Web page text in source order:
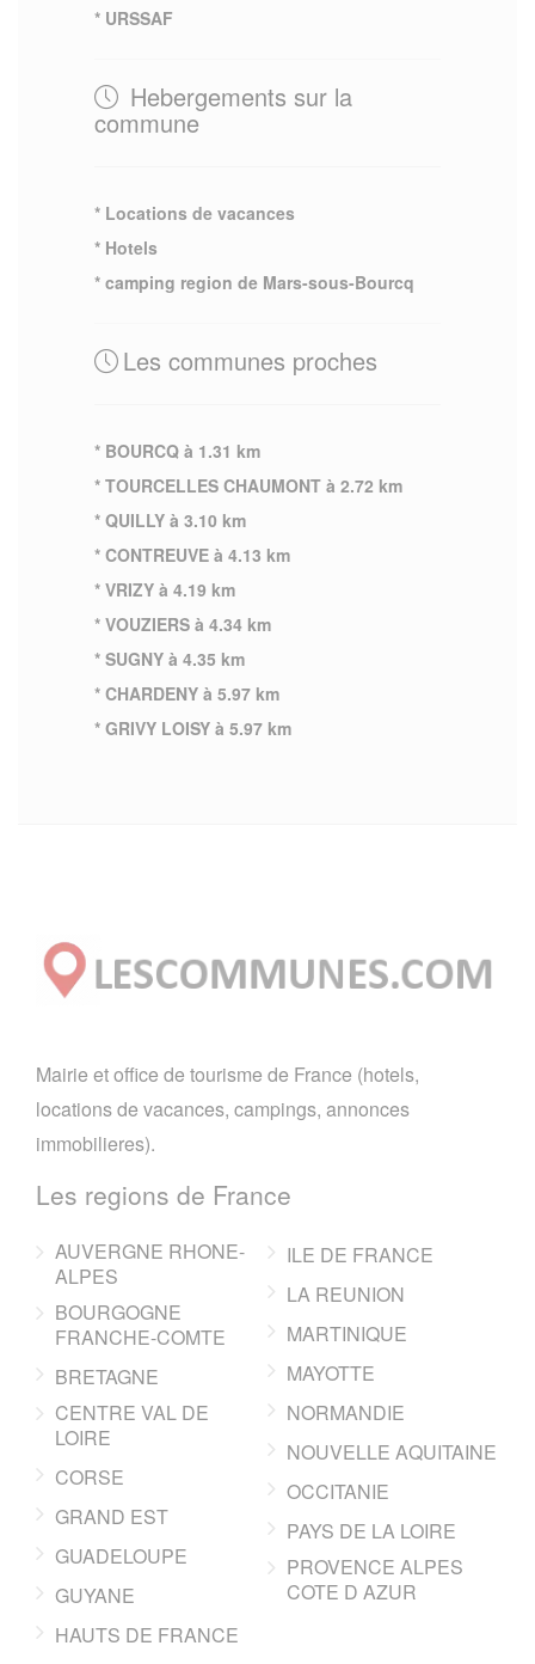
* URSSAF
Hebergements sur la
commune
* Locations de vacances
* Hotels
* camping region de Mars-sous-Bourcq
Les communes proches
* BOURCQ à 1.31 km
* TOURCELLES CHAUMONT à 2.72 km
* QUILLY à 3.10 km
* CONTREUVE à 4.13 km
* VRIZY à 4.19 km
* VOUZIERS à 4.34 km
* SUGNY à 4.35 km
* CHARDENY à 5.97 km
* GRIVY LOISY à 5.97 km
Mairie et office de tourisme de France (hotels,
locations de vacances, campings, annonces
immobilieres).
Les regions de France
AUVERGNE RHONE-
ALPES
BOURGOGNE
FRANCHE-COMTE
BRETAGNE
CENTRE VAL DE
LOIRE
CORSE
GRAND EST
GUADELOUPE
GUYANE
HAUTS DE FRANCE
ILE DE FRANCE
LA REUNION
MARTINIQUE
MAYOTTE
NORMANDIE
NOUVELLE AQUITAINE
OCCITANIE
PAYS DE LA LOIRE
PROVENCE ALPES
COTE D AZUR